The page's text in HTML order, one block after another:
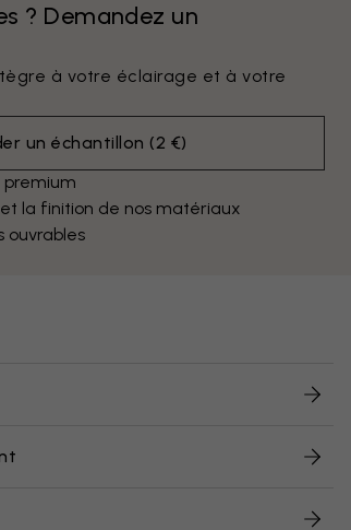
? Demandez un
à votre éclairage et à votre
un échantillon (2 €)
la finition de nos matériaux
ouvrables